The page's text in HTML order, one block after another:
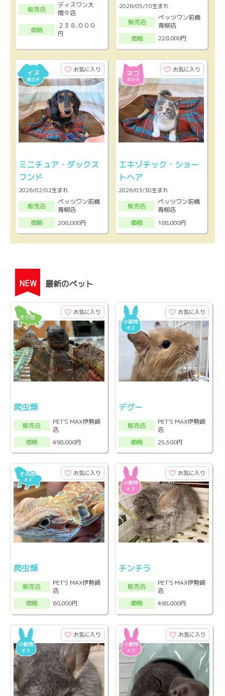
販売店
ディスワン大
間々店
価格
２３８,０００
円
2026/05/10生まれ
販売店
ペッツワン前橋
青柳店
価格
228,000円
お気に入り
ミニチュア・ダックス
フンド
2026/02/02生まれ
販売店
ペッツワン前橋
青柳店
価格
208,000円
お気に入り
エキゾチック・ショー
トヘア
2026/03/30生まれ
販売店
ペッツワン前橋
青柳店
価格
188,000円
NEW 最新のペット
お気に入り
爬虫類
販売店
PET'S MAX伊勢崎
店
価格
498,000円
お気に入り
デグー
販売店
PET'S MAX伊勢崎
店
価格
25,500円
お気に入り
爬虫類
販売店
PET'S MAX伊勢崎
店
価格
60,000円
お気に入り
チンチラ
販売店
PET'S MAX伊勢崎
店
価格
498,000円
お気に入り お気に入り